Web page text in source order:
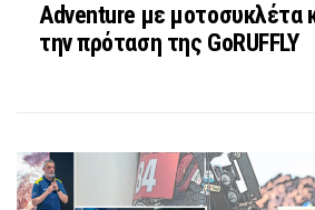
Adventure με μοτοσυκλέτα
την πρόταση της GoRUFFLY